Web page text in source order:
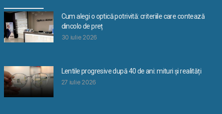
Cum alegi o optică potrivită: criteriile care contează
dincolo de preț
30 iulie 2026
Lentile progresive după 40 de ani: mituri și realități
27 iulie 2026